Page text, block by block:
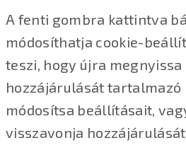
A fenti gombra kattintva
módosíthatja cookie-
teszi, hogy újra megnyissa
hozzájárulását tartalmazó
módosítsa beállításait,
visszavonja